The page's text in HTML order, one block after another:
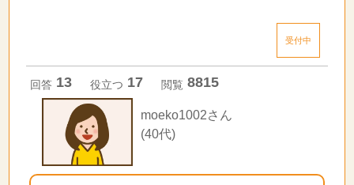
受付中
回答 13 役立つ 17 閲覧 8815
moeko1002さん
(40代)